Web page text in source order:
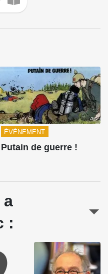
ÉVÉNEMENT
Putain de guerre !
a
: